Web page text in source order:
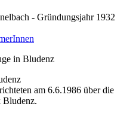
- Gründungsjahr 1932
am 6.6.1986 über die
Bludenz.